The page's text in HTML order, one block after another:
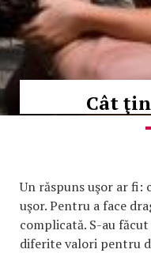
Cât
Un răspuns uşor ar fi:
uşor. Pentru a face
complicată. S-au
diferite valori pentru